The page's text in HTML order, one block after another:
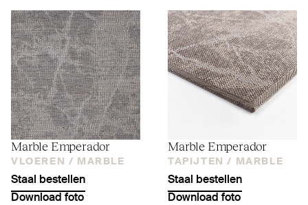
Marble Emperador
VLOEREN / MARBLE
Staal bestellen
Download foto
Marble Emperador
TAPIJTEN / MARBLE
Staal bestellen
Download foto